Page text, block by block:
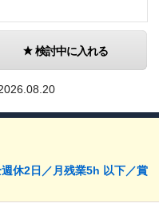
検討中に入れる
休2日／月残業5h 以下／賞